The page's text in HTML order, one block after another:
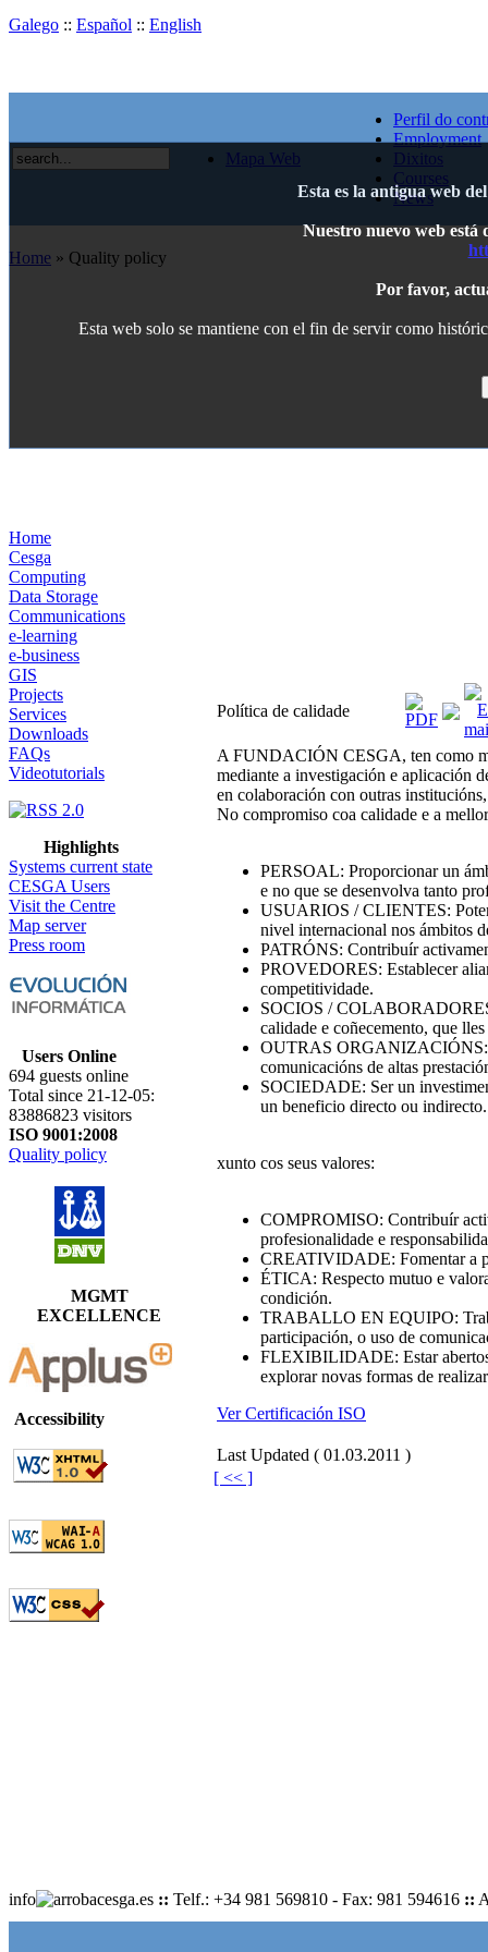
Esta es la antigua web
Nuestro nuevo web está
Por favor,
Esta web solo se mantiene con el fin de servir como
Galego :: Español :: English
Mapa Web
Perfil do
Employment
Dixitos
Courses
News
Home » Quality policy
Home
Cesga
Computing
Data Storage
Communications
e-learning
e-business
GIS
Projects
Services
Downloads
FAQs
Videotutorials
Highlights
Systems current state
CESGA Users
Visit the Centre
Map server
Press room
Users Online
694 guests online
Total since 21-12-05:
83886823 visitors
ISO 9001:2008
Quality policy
MGMT
EXCELLENCE
Accessibility
Política de calidade
A FUNDACIÓN CESGA, ten como
mediante a investigación e aplicación
en colaboración con outras
No compromiso coa calidade e a
PERSOAL: Proporcionar un
e no que se desenvolva tanto
USUARIOS / CLIENTES:
nivel internacional nos ámbitos
PATRÓNS: Contribuír
PROVEDORES: Establecer
competitividade.
SOCIOS /
calidade e coñecemento, que
OUTRAS ORGANIZACIÓNS:
comunicacións de altas
SOCIEDADE: Ser un
un beneficio directo ou indirecto.
xunto cos seus valores:
COMPROMISO: Contribuír
profesionalidade e
CREATIVIDADE: Fomentar a
ÉTICA: Respecto mutuo e
condición.
TRABALLO EN EQUIPO:
participación, o uso de
FLEXIBILIDADE: Estar abertos
explorar novas formas de
Ver Certificación ISO
Last Updated ( 01.03.2011 )
[ << ]
info cesga.es :: Telf.: +34 981 569810 - Fax: 981 594616 ::